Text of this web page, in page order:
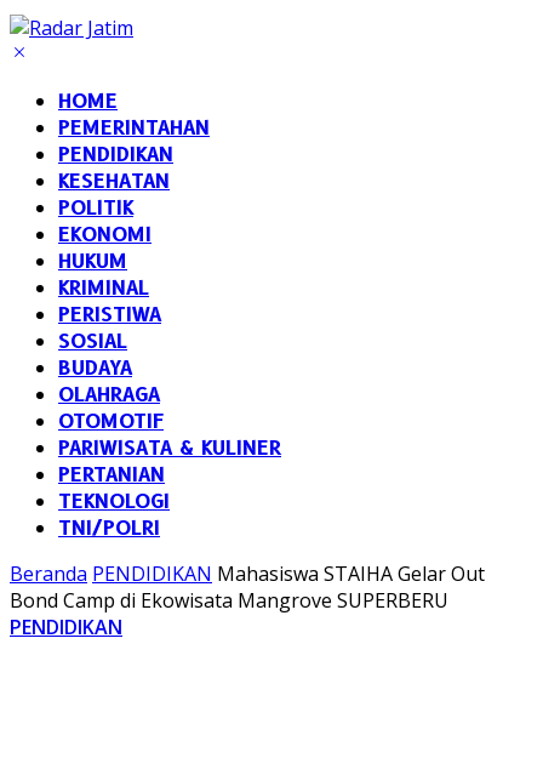
HOME
PEMERINTAHAN
PENDIDIKAN
KESEHATAN
POLITIK
EKONOMI
HUKUM
KRIMINAL
PERISTIWA
SOSIAL
BUDAYA
OLAHRAGA
OTOMOTIF
PARIWISATA & KULINER
PERTANIAN
TEKNOLOGI
TNI/POLRI
Beranda PENDIDIKAN Mahasiswa STAIHA Gelar Out
Bond Camp di Ekowisata Mangrove SUPERBERU
PENDIDIKAN